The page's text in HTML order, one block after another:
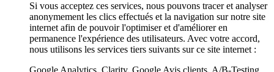
Si vous acceptez ces services, nous pouvons tracer et analyser
anonymement les clics effectués et la navigation sur notre site
internet afin de pouvoir l'optimiser et d'améliorer en
permanence l'expérience des utilisateurs. Avec votre accord,
nous utilisons les services tiers suivants sur ce site internet :